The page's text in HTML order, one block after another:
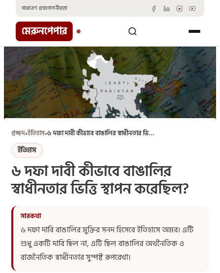
content
সাধারণ প্রশ্নগোপনীয়তা
মেরুনপেপার
প্রচ্ছদ›ইতিহাস› ৬ দফা দাবী কীভাবে বাঙালির স্বাধীনতার ভিত্তি স্থাপন করেছিল?
ইতিহাস
৬ দফা দাবী কীভাবে বাঙালির
স্বাধীনতার ভিত্তি স্থাপন করেছিল?
৬ দফা দাবি বাঙালির মুক্তির সনদ হিসেবে ইতিহাসে অমর। এটি
শুধু একটি দাবি ছিল না, এটি ছিল বাঙালির অর্থনৈতিক ও
রাজনৈতিক স্বাধীনতার সুস্পষ্ট রূপরেখা।